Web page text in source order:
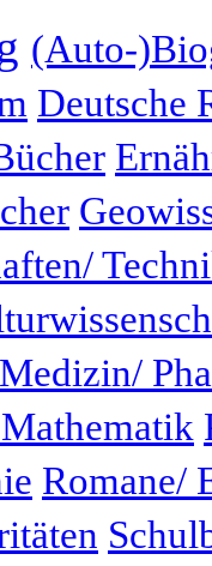
(Auto-
Deutsche
Medizin/
Romane/